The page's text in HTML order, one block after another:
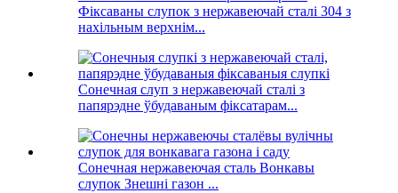
Фіксаваны слупок з нержавеючай сталі 304 з
нахільным верхнім...
Сонечная слуп з нержавеючай сталі з
папярэдне ўбудаваным фіксатарам...
Сонечная нержавеючая сталь Вонкавы
слупок Знешні газон ...